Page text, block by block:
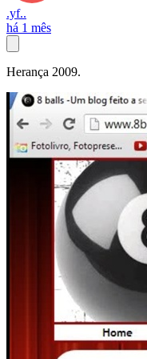
.yf..
há 1 mês
Herança 2009.